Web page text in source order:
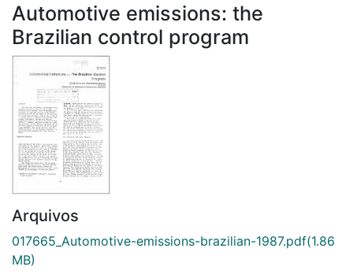
Repositório
Doações/Aquisições
Fale Conosco
Automotive emissions: the
Brazilian control program
Arquivos
017665_Automotive-emissions-brazilian-1987.pdf(1.86
MB)